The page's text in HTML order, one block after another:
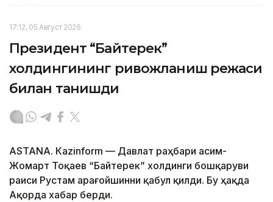
17:12, 05 Август 2026
Президент “Байтерек”
холдингининг ривожланиш режаси
билан танишди
ASTANА. Каzinform — Давлат раҳбари Қасим-
Жомарт Тоқаев “Байтерек” холдинги бошқаруви
раиси Рустам Қарағойшинни қабул қилди. Бу ҳақда
Ақорда хабар берди.